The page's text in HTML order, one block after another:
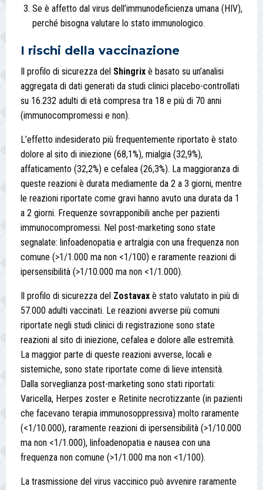
Se è affetto dal virus dell’immunodeficienza umana (HIV),
perché bisogna valutare lo stato immunologico.
I rischi della vaccinazione
Il profilo di sicurezza del Shingrix è basato su un’analisi
aggregata di dati generati da studi clinici placebo-controllati
su 16.232 adulti di età compresa tra 18 e più di 70 anni
(immunocompromessi e non).
L’effetto indesiderato più frequentemente riportato è stato
dolore al sito di iniezione (68,1%), mialgia (32,9%),
affaticamento (32,2%) e cefalea (26,3%). La maggioranza di
queste reazioni è durata mediamente da 2 a 3 giorni, mentre
le reazioni riportate come gravi hanno avuto una durata da 1
a 2 giorni. Frequenze sovrapponibili anche per pazienti
immunocompromessi. Nel post-marketing sono state
segnalate: linfoadenopatia e artralgia con una frequenza non
comune (>1/1.000 ma non <1/100) e raramente reazioni di
ipersensibilità (>1/10.000 ma non <1/1.000).
Il profilo di sicurezza del Zostavax è stato valutato in più di
57.000 adulti vaccinati. Le reazioni avverse più comuni
riportate negli studi clinici di registrazione sono state
reazioni al sito di iniezione, cefalea e dolore alle estremità.
La maggior parte di queste reazioni avverse, locali e
sistemiche, sono state riportate come di lieve intensità.
Dalla sorveglianza post-marketing sono stati riportati:
Varicella, Herpes zoster e Retinite necrotizzante (in pazienti
che facevano terapia immunosoppressiva) molto raramente
(<1/10.000), raramente reazioni di ipersensibilità (>1/10.000
ma non <1/1.000), linfoadenopatia e nausea con una
frequenza non comune (>1/1.000 ma non <1/100).
La trasmissione del virus vaccinico può avvenire raramente